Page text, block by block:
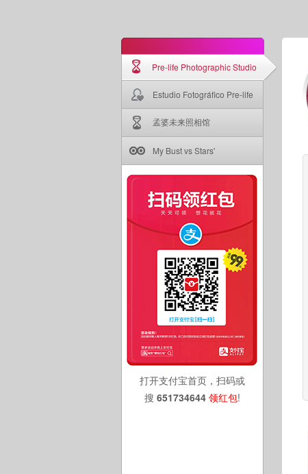
Pre-life Photographic Studio
Estudio Fotográfico Pre-life
孟婆未来照相馆
My Bust vs Stars'
打开支付宝首页，扫码或
搜 651734644 领红包!